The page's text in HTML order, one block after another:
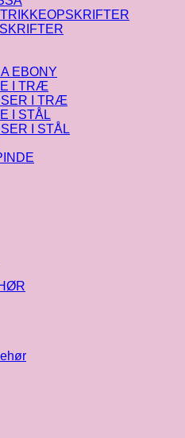
EBONY
I TRÆ
I TRÆ
I STÅL
I STÅL